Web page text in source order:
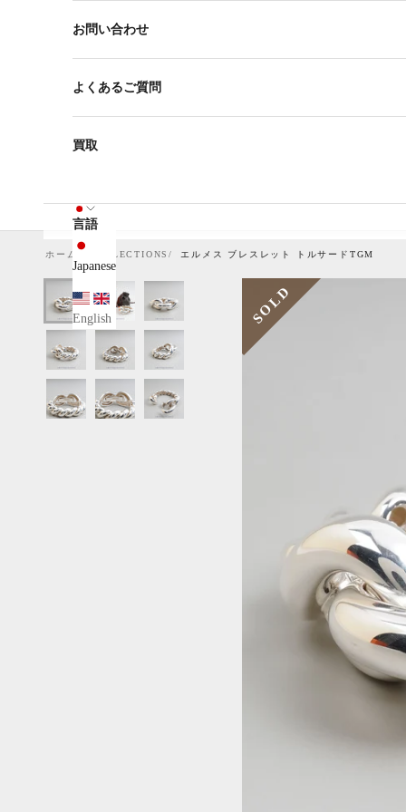
お問い合わせ
よくあるご質問
買取
言語
Japanese
English
ホーム COLLECTIONS エルメス ブレスレット トルサードTGM
SOLD